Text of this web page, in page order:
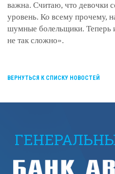
важна. Считаю, что девочки
уровень. Ко всему прочему,
шумные болельщики. Теперь
не так сложно».
ВЕРНУТЬСЯ К СПИСКУ НОВОСТЕЙ